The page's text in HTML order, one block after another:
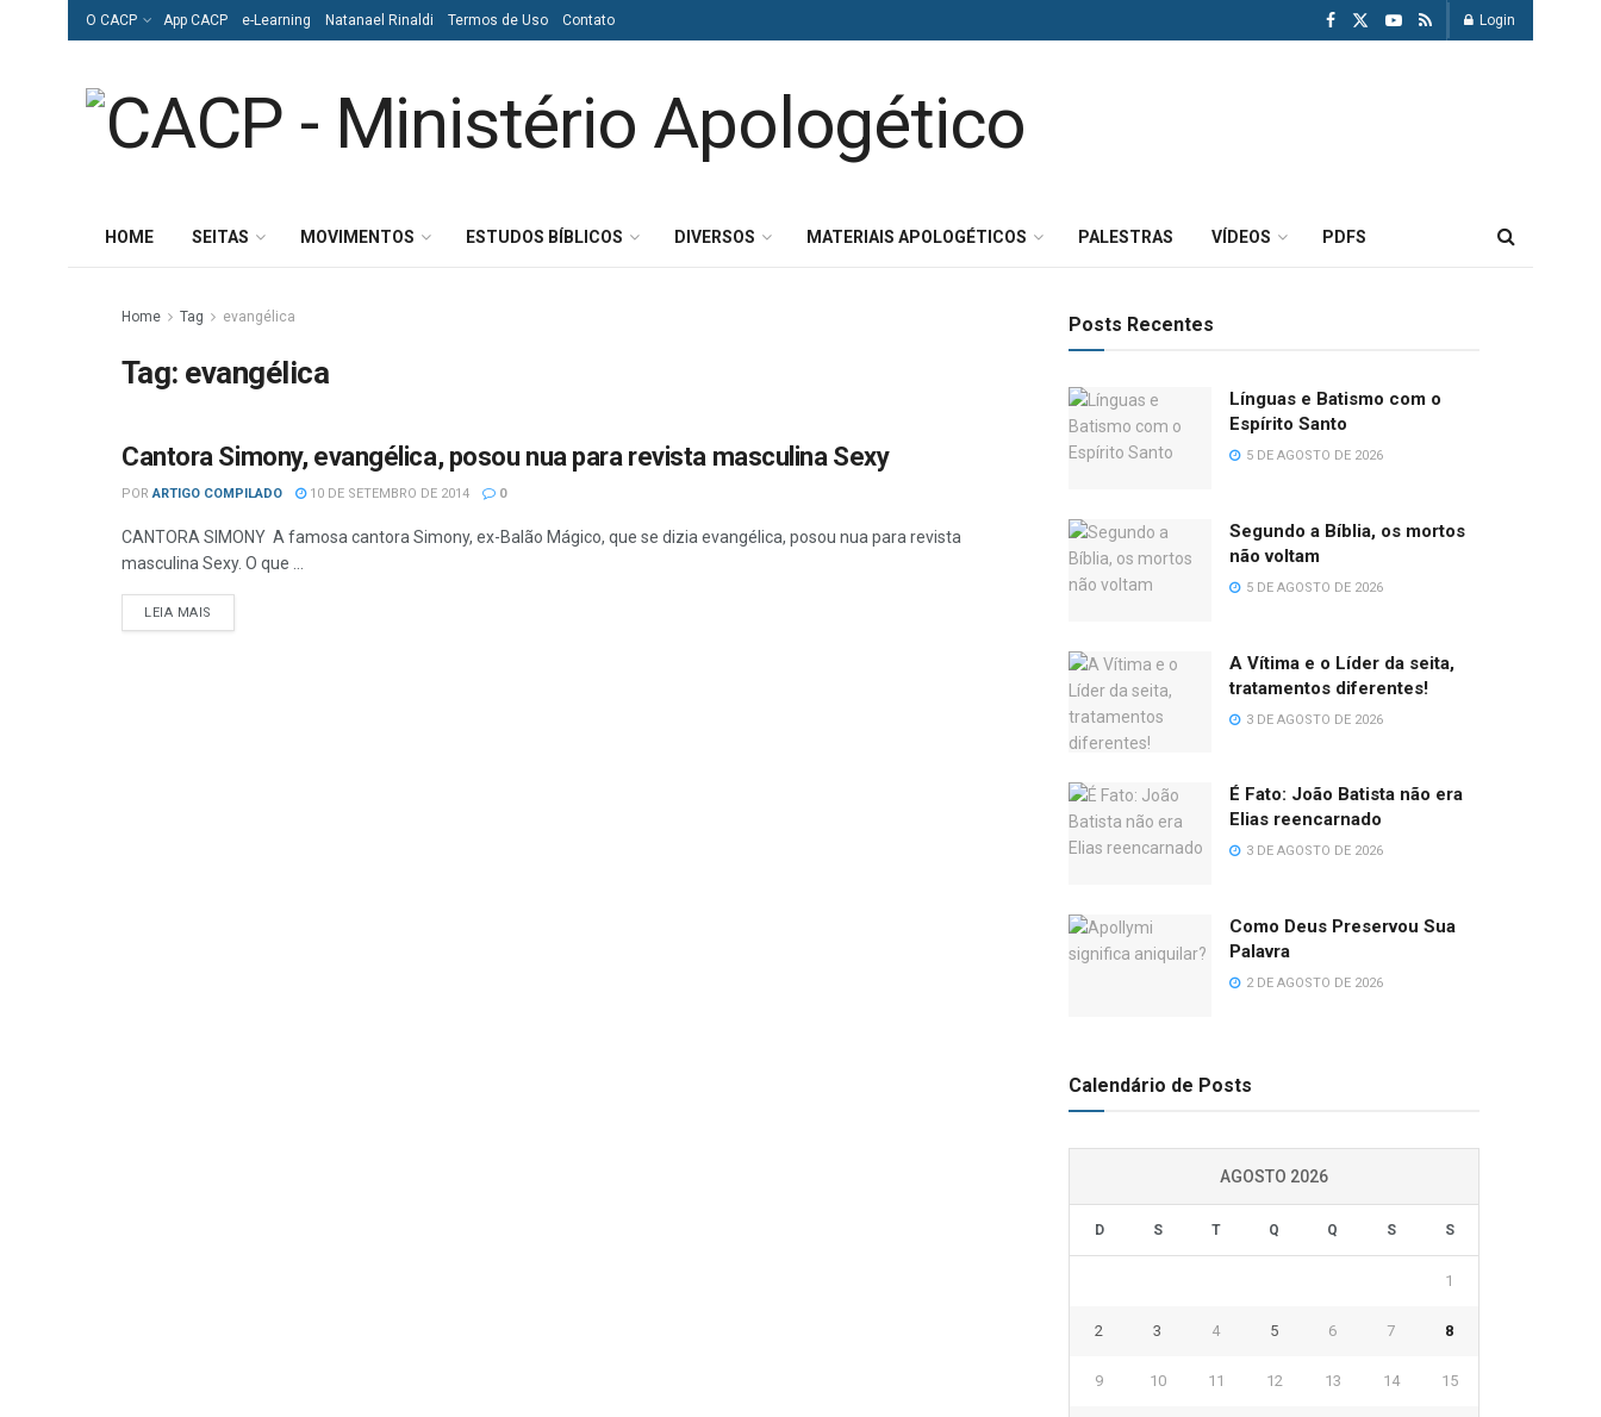
O CACP App CACP e-Learning Natanael Rinaldi Termos de Uso Contato Login
HOME SEITAS MOVIMENTOS ESTUDOS BÍBLICOS DIVERSOS MATERIAIS APOLOGÉTICOS PALESTRAS VÍDEOS PDFS
Home Tag evangélica
Tag: evangélica
DIVERSOS
Cantora Simony, evangélica, posou nua para revista masculina Sexy
POR ARTIGO COMPILADO 10 DE SETEMBRO DE 2014 0
CANTORA SIMONY A famosa cantora Simony, ex-Balão Mágico, que se dizia evangélica, posou nua para revista
masculina Sexy. O que ...
LEIA MAIS
Posts Recentes
Línguas e Batismo com o
Espírito Santo
5 DE AGOSTO DE 2026
Segundo a Bíblia, os mortos
não voltam
5 DE AGOSTO DE 2026
A Vítima e o Líder da seita,
tratamentos diferentes!
3 DE AGOSTO DE 2026
É Fato: João Batista não era
Elias reencarnado
3 DE AGOSTO DE 2026
Como Deus Preservou Sua
Palavra
2 DE AGOSTO DE 2026
Calendário de Posts
AGOSTO 2026
D S T Q Q S S
1
2 3 4 5 6 7 8
9 10 11 12 13 14 15